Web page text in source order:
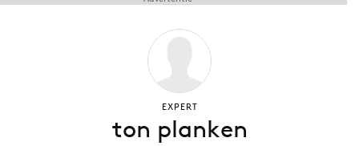
EXPERT
ton planken